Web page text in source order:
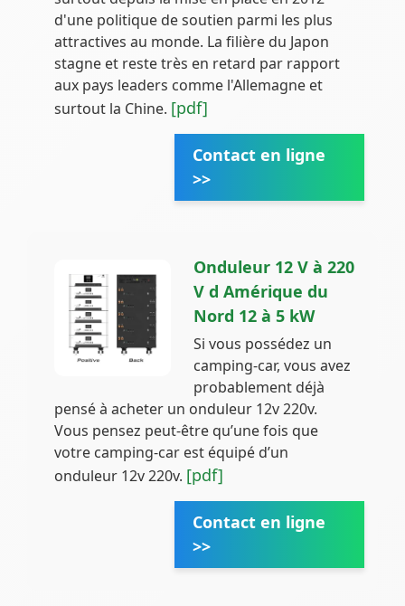
d'une politique de soutien parmi les plus
attractives au monde. La filière du Japon
stagne et reste très en retard par rapport
aux pays leaders comme l'Allemagne et
surtout la Chine. [pdf]
Contact en ligne
>>
Onduleur 12 V à 220
V d Amérique du
Nord 12 à 5 kW
Si vous possédez un
camping-car, vous avez
probablement déjà
pensé à acheter un onduleur 12v 220v.
Vous pensez peut-être qu’une fois que
votre camping-car est équipé d’un
onduleur 12v 220v. [pdf]
Contact en ligne
>>